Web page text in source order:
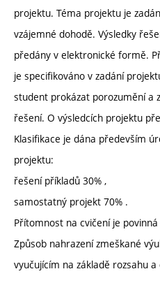
projektu. Téma projektu je
vzájemné dohodě. Výsledky
předány v elektronické formě.
je specifikováno v zadání
student prokázat porozumění a
řešení. O výsledcích projektu
Klasifikace je dána především
projektu:
řešení příkladů 30% ,
samostatný projekt 70% .
Přítomnost na cvičení je
Způsob nahrazení zmeškané
vyučujícím na základě rozsahu